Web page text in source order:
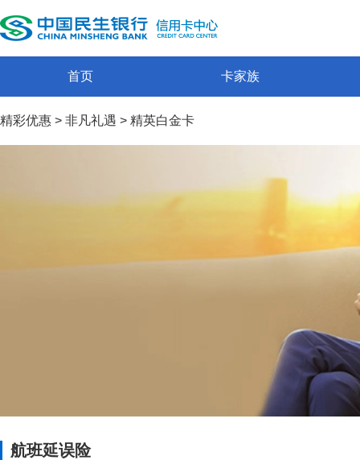
首页 卡家族
精彩优惠 > 非凡礼遇 > 精英白金卡
航班延误险